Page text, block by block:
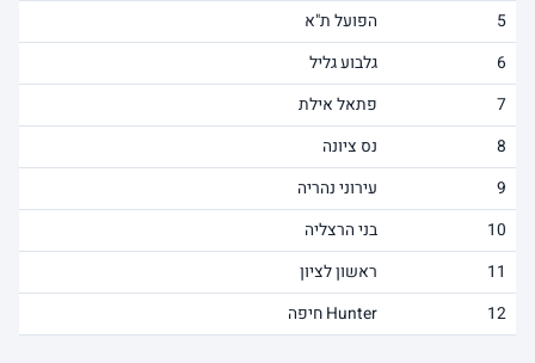
5
הפועל ת"א
6
גלבוע גליל
7
פתאל אילת
8
נס ציונה
9
עירוני נהריה
10
בני הרצליה
11
ראשון לציון
12
Hunter חיפה